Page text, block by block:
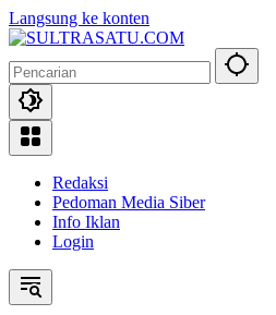
Langsung ke konten
Redaksi
Pedoman Media Siber
Info Iklan
Login